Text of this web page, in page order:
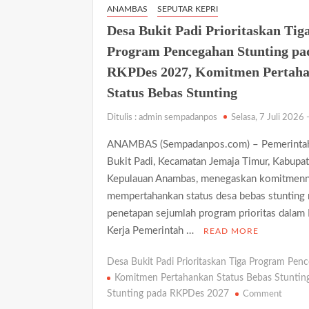
Warga Meninggal Dunia Mendadak di
Makam
Belasan Anggota PWI Kepri Mundur, Nilai
Ketegangan di Meja Makan: Ketika Ruang
Warga Semarakkan HUT Ke-81 RI
Progres 80 Persen, Rehab Rumah Tidak
ANAMBAS SEPUTAR KEPRI
Desa Bukit Padi Prioritaskan
Program Pencegahan Stunting
RKPDes 2027, Komitmen
Status Bebas Stunting
Ditulis : admin sempadanpos Selasa, 7 Juli 2026
ANAMBAS (Sempadanpos.com) –
Bukit Padi, Kecamatan Jemaja Timur,
Kepulauan Anambas, menegaskan
mempertahankan status desa bebas stunting
penetapan sejumlah program prioritas dalam
Kerja Pemerintah …
READ MORE
Desa Bukit Padi Prioritaskan Tiga Program
Komitmen Pertahankan Status Bebas
Stunting pada RKPDes 2027
Commenton